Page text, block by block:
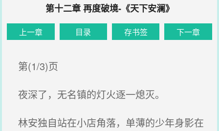
第十二章 再度破境-《天下安澜》
上一章 目录 存书签 下一章
第(1/3)页
夜深了，无名镇的灯火逐一熄灭。
林安独自站在小店角落，单薄的少年身影在